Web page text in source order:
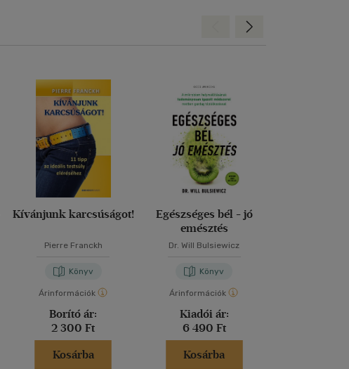
Kívánjunk karcsúságot!
Pierre Franckh
Könyv
Árinformációk
Borító ár:
2 300 Ft
Kosárba
Egészséges bél - jó
emésztés
Dr. Will Bulsiewicz
Könyv
Árinformációk
Kiadói ár:
6 490 Ft
Kosárba
Előre